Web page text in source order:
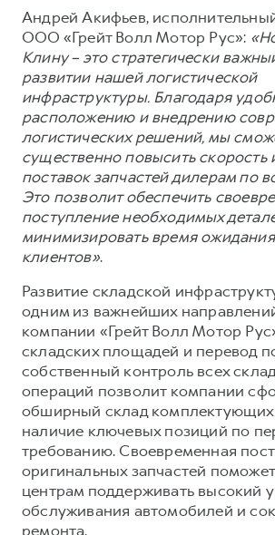
Коллекция Базовая
Коллекция Детская
Андрей Акифьев,
ООО «Грейт Волл Мотор Рус»:
Клину – это стратегически
развитии нашей логистической
инфраструктуры. Благодаря
расположению и внедрению
логистических решений, мы
существенно повысить скорость
поставок запчастей дилерам по
Это позволит обеспечить
поступление необходимых
минимизировать время
клиентов».
Развитие складской
одним из важнейших
компании «Грейт Волл Мотор
складских площадей и перевод
собственный контроль всех
операций позволит компании
обширный склад
наличие ключевых позиций по
требованию. Своевременная
оригинальных запчастей
центрам поддерживать высокий
обслуживания автомобилей и
ремонта.